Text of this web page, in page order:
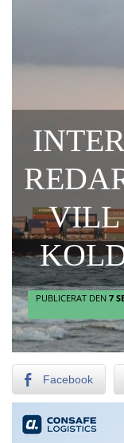
VILL
PUBLICERAT DEN 7
Facebook